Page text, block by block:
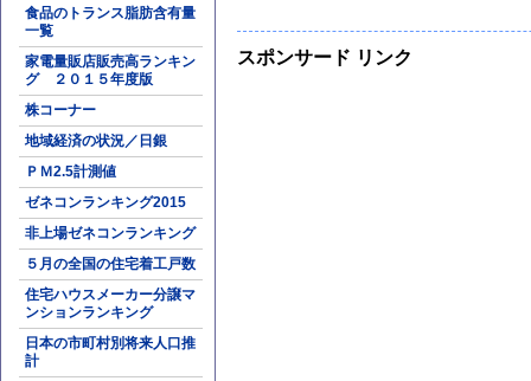
食品のトランス脂肪含有量
一覧
家電量販店販売高ランキン
グ ２０１５年度版
株コーナー
地域経済の状況／日銀
ＰＭ2.5計測値
ゼネコンランキング2015
非上場ゼネコンランキング
５月の全国の住宅着工戸数
住宅ハウスメーカー分譲マ
ンションランキング
日本の市町村別将来人口推
計
スポンサード リンク